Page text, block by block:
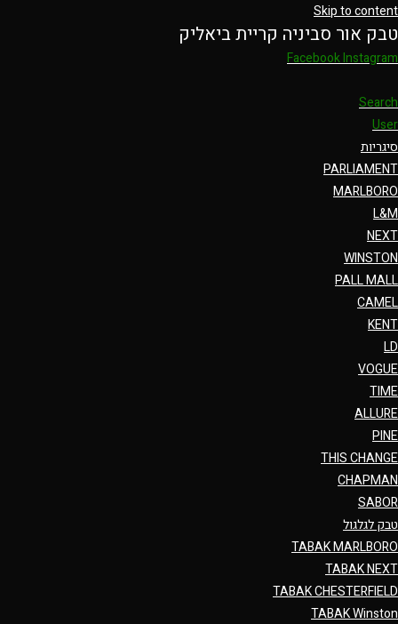
Skip to content
טבק אור סביניה קריית ביאליק
FacebookInstagram
Search
User
סיגריות
PARLIAMENT
MARLBORO
L&M
NEXT
WINSTON
PALL MALL
CAMEL
KENT
LD
VOGUE
TIME
ALLURE
PINE
THIS CHANGE
CHAPMAN
SABOR
טבק לגלגול
TABAK MARLBORO
TABAK NEXT
TABAK CHESTERFIELD
TABAK Winston